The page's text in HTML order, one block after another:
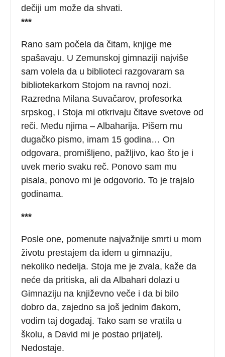
dečiji um može da shvati.
***
Rano sam počela da čitam, knjige me
spašavaju. U Zemunskoj gimnaziji najviše
sam volela da u biblioteci razgovaram sa
bibliotekarkom Stojom na ravnoj nozi.
Razredna Milana Suvačarov, profesorka
srpskog, i Stoja mi otkrivaju čitave svetove od
reči. Među njima – Albaharija. Pišem mu
dugačko pismo, imam 15 godina… On
odgovara, promišljeno, pažljivo, kao što je i
uvek merio svaku reč. Ponovo sam mu
pisala, ponovo mi je odgovorio. To je trajalo
godinama.
***
Posle one, pomenute najvažnije smrti u mom
životu prestajem da idem u gimnaziju,
nekoliko nedelja. Stoja me je zvala, kaže da
neće da pritiska, ali da Albahari dolazi u
Gimnaziju na književno veče i da bi bilo
dobro da, zajedno sa još jednim đakom,
vodim taj događaj. Tako sam se vratila u
školu, a David mi je postao prijatelj.
Nedostaje.